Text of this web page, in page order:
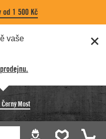
od 1 500 Kč
vaše
Most